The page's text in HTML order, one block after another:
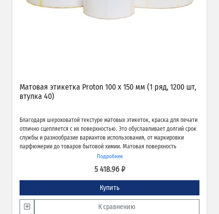
Матовая этикетка Proton 100 х 150 мм (1 ряд, 1200 шт,
втулка 40)
Благодаря шероховатой текстуре матовых этикеток, краска для печати
отлично сцепляется с их поверхностью. Это обуславливает долгий срок
службы и разнообразие вариантов использования, от маркировки
парфюмерии до товаров бытовой химии. Матовая поверхность
обеспечивает превосходное качество печати и широкие возможности
Подробнее
5 418.96 ₽
Купить
К сравнению